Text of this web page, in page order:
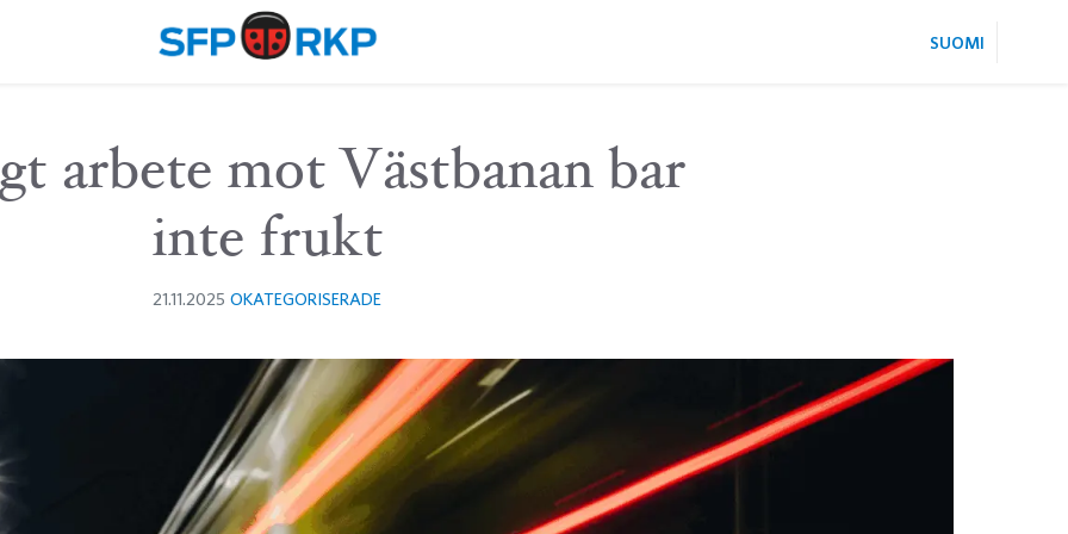
SUOMI
arbete mot Västbanan bar
inte frukt
21.11.2025 OKATEGORISERADE